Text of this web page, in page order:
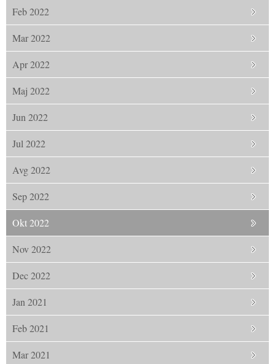
Feb 2022
Mar 2022
Apr 2022
Maj 2022
Jun 2022
Jul 2022
Avg 2022
Sep 2022
Okt 2022
Nov 2022
Dec 2022
Jan 2021
Feb 2021
Mar 2021